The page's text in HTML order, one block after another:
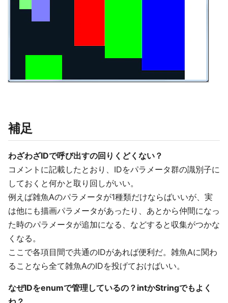
補足
わざわざIDで呼び出すの回りくどくない？
コメントに記載したとおり、IDをパラメータ群の識別子に
しておくと何かと取り回しがいい。
例えば雑魚Aのパラメータが1種類だけならばいいが、実
は他にも描画パラメータがあったり、あとから仲間になっ
た時のパラメータが追加になる、などすると収集がつかな
くなる。
ここで各項目間で共通のIDがあれば便利だ。雑魚Aに関わ
ることなら全て雑魚AのIDを投げておけばいい。
なぜIDをenumで管理しているの？intかStringでもよく